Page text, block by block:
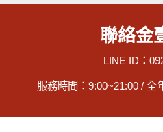
聯絡金
LINE ID：
服務時間：9:00~21:00 / 全